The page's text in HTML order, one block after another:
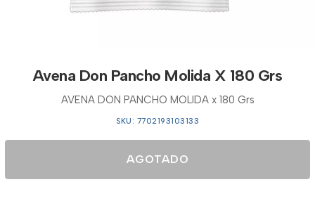
Avena Don Pancho Molida X 180 Grs
AVENA DON PANCHO MOLIDA x 180 Grs
SKU: 7702193103133
AGOTADO